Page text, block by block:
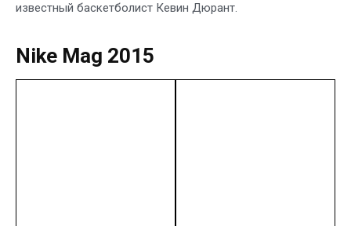
известный баскетболист Кевин Дюрант.
Nike Mag 2015